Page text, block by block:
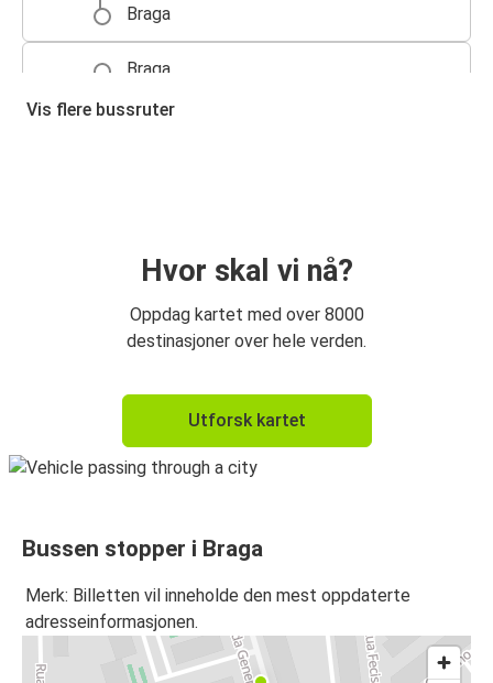
Braga
Braga
Braga
Vigo
Braga
Braga
Santiago de Compostela
Braga
Santiago de Compostela
Braga
Oviedo
Vis flere bussruter
Hvor skal vi nå?
Oppdag kartet med over 8000
destinasjoner over hele verden.
Utforsk kartet
Bussen stopper i Braga
Merk: Billetten vil inneholde den mest oppdaterte
adresseinformasjonen.